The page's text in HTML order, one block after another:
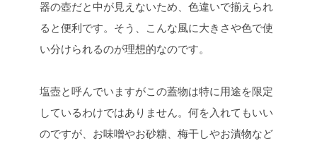
器の壺だと中が見えないため、色違いで揃えられ
ると便利です。そう、こんな風に大きさや色で使
い分けられるのが理想的なのです。
塩壺と呼んでいますがこの蓋物は特に用途を限定
しているわけではありません。何を入れてもいい
のですが、お味噌やお砂糖、梅干しやお漬物など